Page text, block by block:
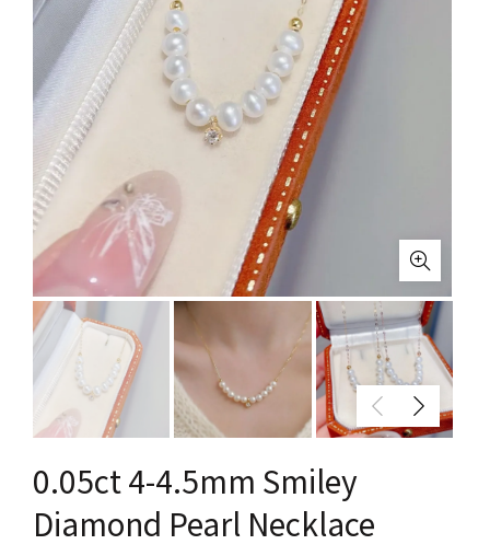
0.05ct 4-4.5mm Smiley
Diamond Pearl Necklace